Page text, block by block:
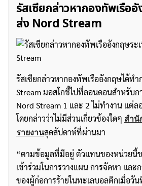
รัสเซียกล่าวหากองทัพเรือ
ส่ง Nord Stream
รัสเซียกล่าวหากองทัพเรืออังกฤษได้ทำ
Stream มอสโกชี้ไปที่ลอนดอนสำหรับ
Nord Stream 1 และ 2 ไม่ทำงาน แต่
โดยกล่าวว่าไม่มีส่วนเกี่ยวข้องใดๆ สำนั
รายงานสุดสัปดาห์ที่ผ่านมา
“ตามข้อมูลที่มีอยู่ ตัวแทนของหน่วยนี้
เข้าร่วมในการวางแผน การจัดหา และ
ของผู้ก่อการร้ายในทะเลบอลติกเมื่อวั